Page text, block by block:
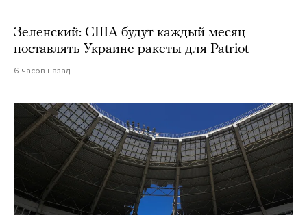
Зеленский: США будут каждый месяц
поставлять Украине ракеты для Patriot
6 часов назад